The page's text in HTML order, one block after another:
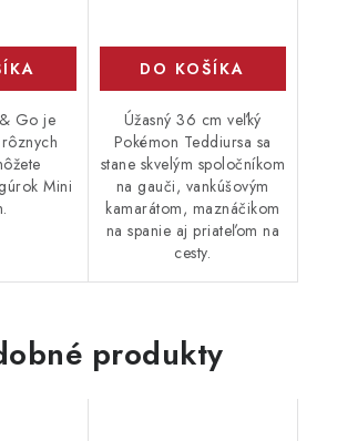
Go je
Mini
DO KOŠÍKA
Úžasný 36 cm veľký
Pokémon Teddiursa sa
stane skvelým spoločníkom
na gauči, vankúšovým
kamarátom, maznáčikom
na spanie aj priateľom na
cesty.
produkty